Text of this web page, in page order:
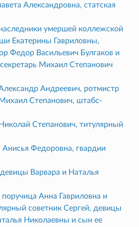
Александровна, статская
умершей коллежской
Екатерины Гавриловны,
Федор Васильевич Булгаков и
Михаил Степанович
Андреевич, ротмистр
Степанович, штабс-
Степанович, титулярный
Анисья Федоровна, гвардии
Варвара и Наталья
Анна Гавриловна и
советник Сергей, девицы
Николаевны и сын ее